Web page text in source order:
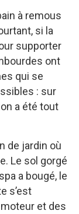
à remous
si la
supporter
ont
qui se
: sur
a été tout
de jardin où
Le sol gorgé
a bougé, le
s’est
et des